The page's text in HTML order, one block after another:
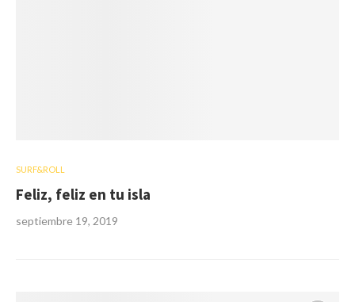
SURF&ROLL
Feliz, feliz en tu isla
septiembre 19, 2019